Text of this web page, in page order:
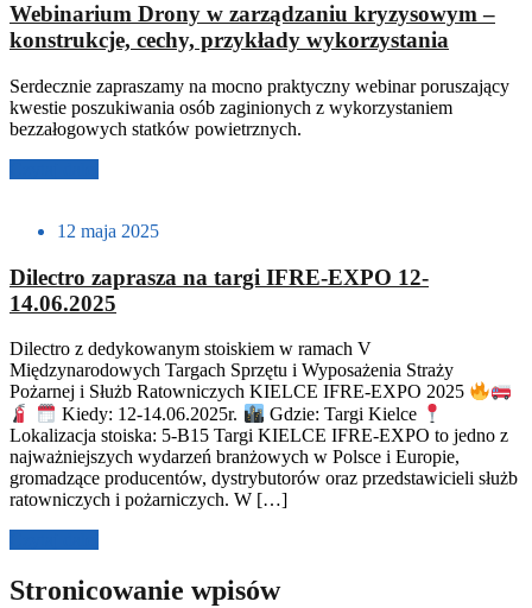
Webinarium Drony w zarządzaniu kryzysowym –
konstrukcje, cechy, przykłady wykorzystania
Serdecznie zapraszamy na mocno praktyczny webinar poruszający
kwestie poszukiwania osób zaginionych z wykorzystaniem
bezzałogowych statków powietrznych.
12 maja 2025
Dilectro zaprasza na targi IFRE-EXPO 12-
14.06.2025
Dilectro z dedykowanym stoiskiem w ramach V
Międzynarodowych Targach Sprzętu i Wyposażenia Straży
Pożarnej i Służb Ratowniczych KIELCE IFRE-EXPO 2025
Kiedy: 12-14.06.2025r.
Gdzie: Targi Kielce
Lokalizacja stoiska: 5-B15 Targi KIELCE IFRE-EXPO to jedno z
najważniejszych wydarzeń branżowych w Polsce i Europie,
gromadzące producentów, dystrybutorów oraz przedstawicieli służb
ratowniczych i pożarniczych. W […]
Stronicowanie wpisów